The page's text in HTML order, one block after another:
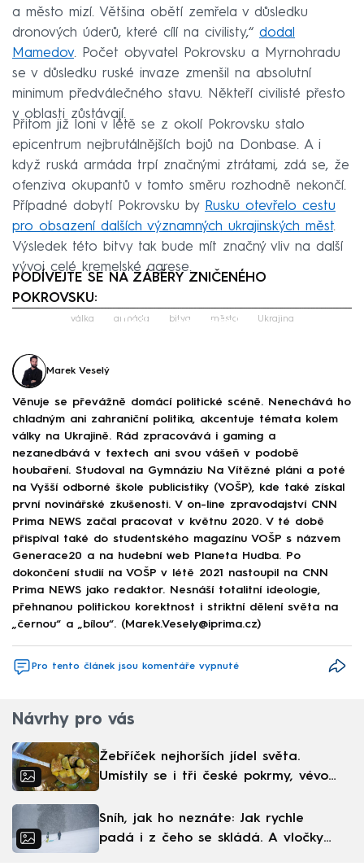
a město mizí. Většina obětí zemřela v důsledku
dronových úderů, které cílí na civilisty,“ dodal
Mamedov. Počet obyvatel Pokrovsku a Myrnohradu
se v důsledku ruské invaze zmenšil na absolutní
minimum předválečného stavu. Někteří civilisté přesto
v oblasti zůstávají.
Přitom již loni v létě se z okolí Pokrovsku stalo
epicentrum nejbrutálnějších bojů na Donbase. A i
když ruská armáda trpí značnými ztrátami, zdá se, že
ofenziva okupantů v tomto směru rozhodně nekončí.
Případné dobytí Pokrovsku by Rusku otevřelo cestu
pro obsazení dalších významných ukrajinských měst.
Výsledek této bitvy tak bude mít značný vliv na další
vývoj celé kremelské agrese.
PODÍVEJTE SE NA ZÁBĚRY ZNIČENÉHO
POKROVSKU:
Failed to fetch
válka armáda bitva město Ukrajina
Marek Veselý
Věnuje se převážně domácí politické scéně. Nenechává ho
chladným ani zahraniční politika, akcentuje témata kolem
války na Ukrajině. Rád zpracovává i gaming a
nezanedbává v textech ani svou vášeň v podobě
houbaření. Studoval na Gymnáziu Na Vítězné pláni a poté
na Vyšší odborné škole publicistiky (VOŠP), kde také získal
první novinářské zkušenosti. V on-line zpravodajství CNN
Prima NEWS začal pracovat v květnu 2020. V té době
přispíval také do studentského magazínu VOŠP s názvem
Generace20 a na hudební web Planeta Hudba. Po
dokončení studií na VOŠP v létě 2021 nastoupil na CNN
Prima NEWS jako redaktor. Nesnáší totalitní ideologie,
přehnanou politickou korektnost i striktní dělení světa na
„černou“ a „bílou“. (Marek.Vesely@iprima.cz)
Pro tento článek jsou komentáře vypnuté
Návrhy pro vás
Žebříček nejhorších jídel světa.
Umístily se i tři české pokrmy, vévodí
Sníh, jak ho neznáte: Jak rychle
padá i z čeho se skládá. A vločky